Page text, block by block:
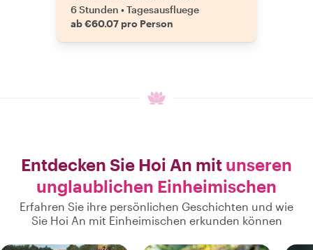
6 Stunden •Tagesausfluege
ab €60.07 pro Person
Entdecken Sie Hoi An mit unseren
unglaublichen Einheimischen
Erfahren Sie ihre persönlichen Geschichten und wie
Sie Hoi An mit Einheimischen erkunden können